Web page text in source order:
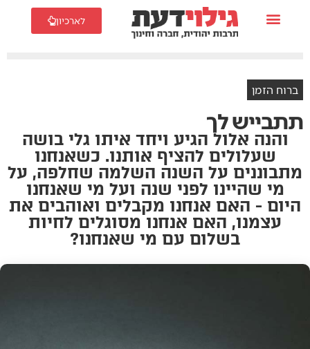
לארכיון
ברוח הזמן
תתבייש לך
והנה אלול הגיע ויחד איתו גלי בושה
שעלולים להציף אותנו. כשאנחנו
מתבוננים על השנה השלמה שחלפה, על
מי שהיינו לפני שנה ועל מי שאנחנו
היום - האם אנחנו מקבלים ואוהבים את
עצמנו, האם אנחנו מסוגלים לחיות
בשלום עם מי שאנחנו?